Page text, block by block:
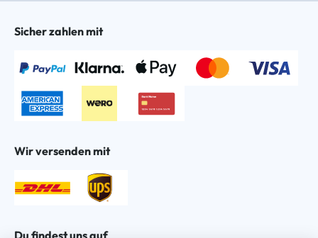
Sicher zahlen mit
Wir versenden mit
Du findest uns auf